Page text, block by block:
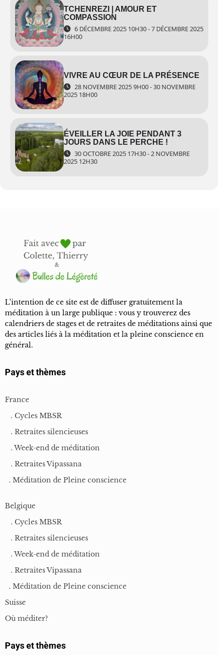
Apprenez à appliquer les enseignements bouddhistes pour mieux gérer
les difficultés de la vie familiale, professionnelle et sociale avec
sérénité et sagesse.
Développer une présence bienveillante dans toutes
vos actions
Transformez les situations ordinaires – du travail aux relations
Faire du Dharma un chemin de transformation
concret
TCHENREZI | AMOUR ET
COMPASSION
6 DÉCEMBRE 2025 10H30 - 7 DÉCEMBRE 2025
16H00
VIVRE AU CŒUR DE LA PRÉSENCE
28 NOVEMBRE 2025 9H00 - 30 NOVEMBRE
2025 18H00
ÉVEILLER LA JOIE PENDANT 3
JOURS DANS LE PERCHE !
30 OCTOBRE 2025 17H30 - 2 NOVEMBRE
2025 12H30
L’intention de ce site est de diffuser gratuitement la
méditation à un large publique : vous y trouverez des
calendriers de stages et de retraites de méditations ainsi que
des articles liés à la méditation et la pleine conscience en
général.
Pays et thèmes
France
. Cycles MBSR
. Retraites silencieuses
. Week-end de méditation
. Retraites Vipassana
. Méditation de Pleine conscience
Belgique
. Cycles MBSR
. Retraites silencieuses
. Week-end de méditation
. Retraites Vipassana
. Méditation de Pleine conscience
Suisse
Où méditer?
Pays et thèmes